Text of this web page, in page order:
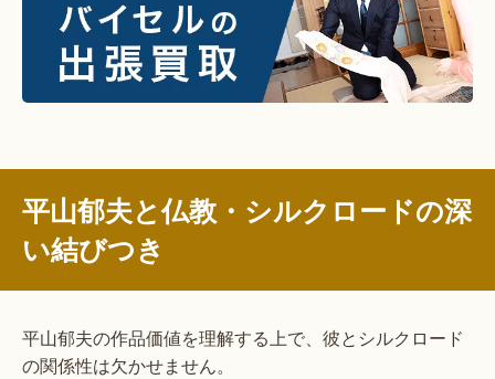
平山郁夫と仏教・シルクロードの深
い結びつき
平山郁夫の作品価値を理解する上で、彼とシルクロード
の関係性は欠かせません。